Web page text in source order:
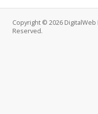
Copyright © 2026
Reserved.